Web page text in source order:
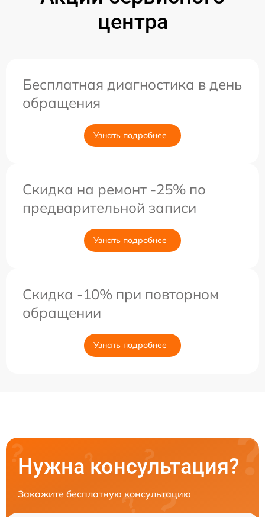
центра
Бесплатная диагностика в день
обращения
Узнать подробнее
Скидка на ремонт -25% по
предварительной записи
Узнать подробнее
Скидка -10% при повторном
обращении
Узнать подробнее
Нужна консультация?
Закажите бесплатную консультацию